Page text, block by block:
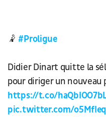
🤾#Proligue
Didier Dinart quitte la
pour diriger un nouveau
https://t.co/
pic.twitter.com/